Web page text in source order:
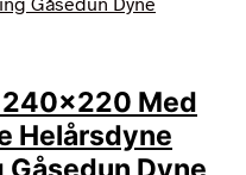
Med
Helårsdyne